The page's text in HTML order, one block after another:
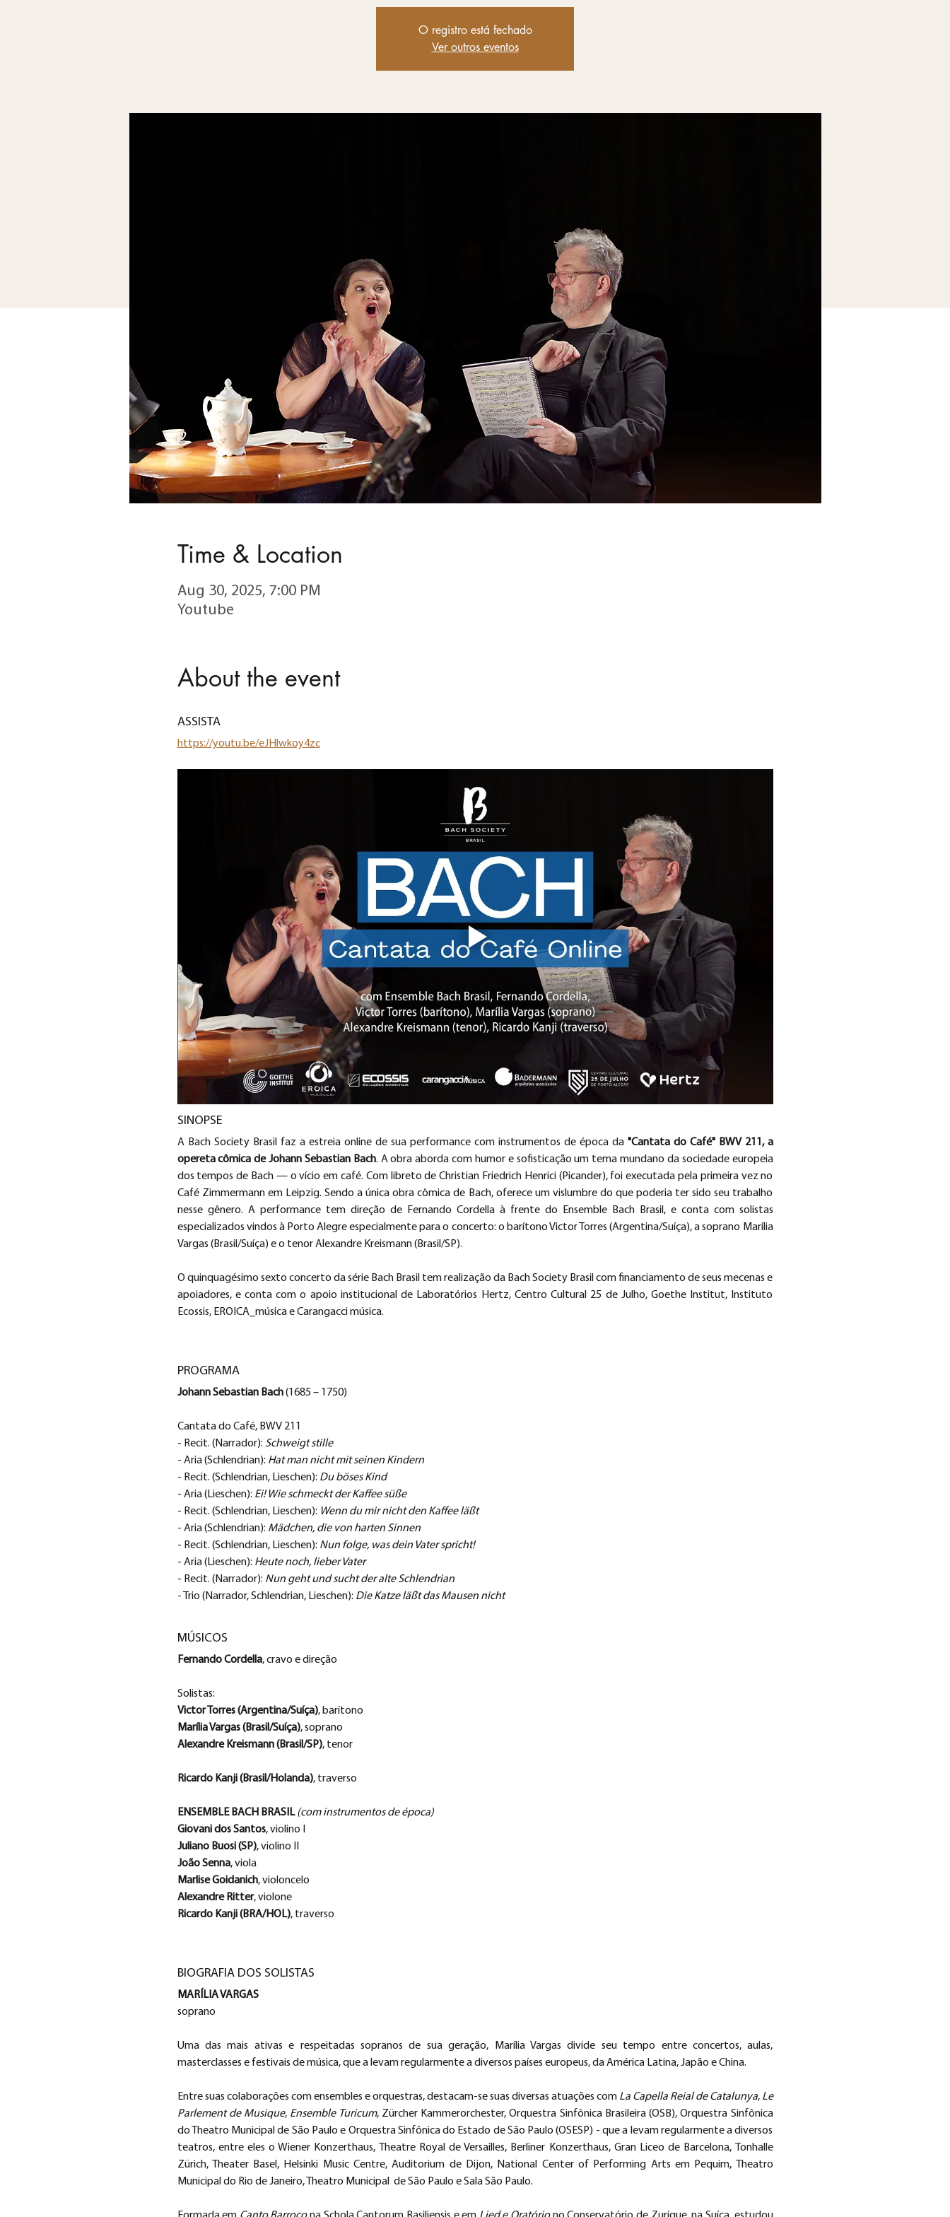
O registro está fechado
Ver outros eventos
Time & Location
Aug 30, 2025, 7:00 PM
Youtube
About the event
ASSISTA
https://youtu.be/eJHlwkoy4zc
SINOPSE
A Bach Society Brasil faz a estreia online de sua performance com instrumentos de época da "Cantata do Café" BWV 211, a
opereta cômica de Johann Sebastian Bach. A obra aborda com humor e sofisticação um tema mundano da sociedade europeia
dos tempos de Bach — o vício em café. Com libreto de Christian Friedrich Henrici (Picander), foi executada pela primeira vez no
Café Zimmermann em Leipzig. Sendo a única obra cômica de Bach, oferece um vislumbre do que poderia ter sido seu trabalho
nesse gênero. A performance tem direção de Fernando Cordella à frente do Ensemble Bach Brasil, e conta com solistas
especializados vindos à Porto Alegre especialmente para o concerto: o barítono Victor Torres (Argentina/Suíça), a soprano Marília
Vargas (Brasil/Suíça) e o tenor Alexandre Kreismann (Brasil/SP).
O quinquagésimo sexto concerto da série Bach Brasil tem realização da Bach Society Brasil com financiamento de seus mecenas e
apoiadores, e conta com o apoio institucional de Laboratórios Hertz, Centro Cultural 25 de Julho, Goethe Institut, Instituto
Ecossis, EROICA_música e Carangacci música.
PROGRAMA
Johann Sebastian Bach (1685 – 1750)
Cantata do Café, BWV 211
- Recit. (Narrador): Schweigt stille
- Aria (Schlendrian): Hat man nicht mit seinen Kindern
- Recit. (Schlendrian, Lieschen): Du böses Kind
- Aria (Lieschen): Ei! Wie schmeckt der Kaffee süße
- Recit. (Schlendrian, Lieschen): Wenn du mir nicht den Kaffee läßt
- Aria (Schlendrian): Mädchen, die von harten Sinnen
- Recit. (Schlendrian, Lieschen): Nun folge, was dein Vater spricht!
- Aria (Lieschen): Heute noch, lieber Vater
- Recit. (Narrador): Nun geht und sucht der alte Schlendrian
- Trio (Narrador, Schlendrian, Lieschen): Die Katze läßt das Mausen nicht
MÚSICOS
Fernando Cordella, cravo e direção
Solistas:
Victor Torres (Argentina/Suíça), barítono
Marília Vargas (Brasil/Suíça), soprano
Alexandre Kreismann (Brasil/SP), tenor
Ricardo Kanji (Brasil/Holanda), traverso
ENSEMBLE BACH BRASIL (com instrumentos de época)
Giovani dos Santos, violino I
Juliano Buosi (SP), violino II
João Senna, viola
Marlise Goidanich, violoncelo
Alexandre Ritter, violone
Ricardo Kanji (BRA/HOL), traverso
BIOGRAFIA DOS SOLISTAS
MARÍLIA VARGAS
soprano
Uma das mais ativas e respeitadas sopranos de sua geração, Marília Vargas divide seu tempo entre concertos, aulas,
masterclasses e festivais de música, que a levam regularmente a diversos países europeus, da América Latina, Japão e China.
Entre suas colaborações com ensembles e orquestras, destacam-se suas diversas atuações com La Capella Reial de Catalunya, Le
Parlement de Musique, Ensemble Turicum, Zürcher Kammerorchester, Orquestra Sinfônica Brasileira (OSB), Orquestra Sinfônica
do Theatro Municipal de São Paulo e Orquestra Sinfônica do Estado de São Paulo (OSESP) - que a levam regularmente a diversos
teatros, entre eles o Wiener Konzerthaus, Theatre Royal de Versailles, Berliner Konzerthaus, Gran Liceo de Barcelona, Tonhalle
Zürich, Theater Basel, Helsinki Music Centre, Auditorium de Dijon, National Center of Performing Arts em Pequim, Theatro
Municipal do Rio de Janeiro, Theatro Municipal  de São Paulo e Sala São Paulo.